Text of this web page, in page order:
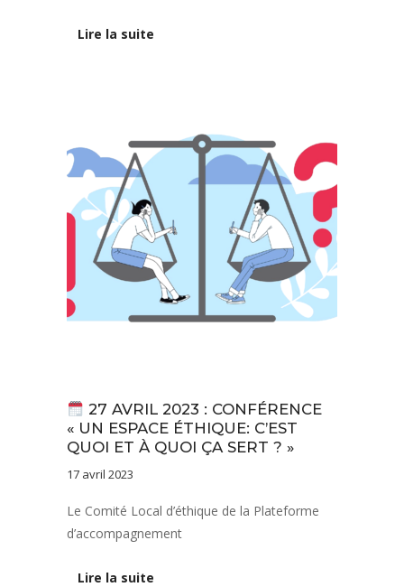
Lire la suite
27 AVRIL 2023 : CONFÉRENCE
« UN ESPACE ÉTHIQUE: C’EST
QUOI ET À QUOI ÇA SERT ? »
17 avril 2023
Le Comité Local d’éthique de la Plateforme
d’accompagnement
Lire la suite